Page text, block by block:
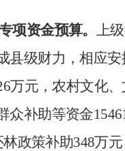
项资金预算。 上
县级财力，相应
万元，农村文化
众补助等资金
政策补助348万